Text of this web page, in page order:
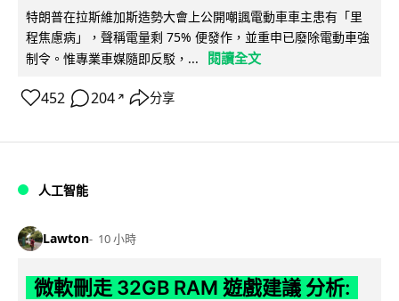
特朗普在拉斯維加斯造勢大會上公開嘲諷電動車車主患有「里
程焦慮病」，聲稱電量剩 75% 便發作，並重申已廢除電動車強
制令。惟專業車媒隨即反駁，...
閱讀全文
452 204 ↗ 分享
人工智能
Lawton 10 小時
微軟刪走 32GB RAM 遊戲建議 分析: